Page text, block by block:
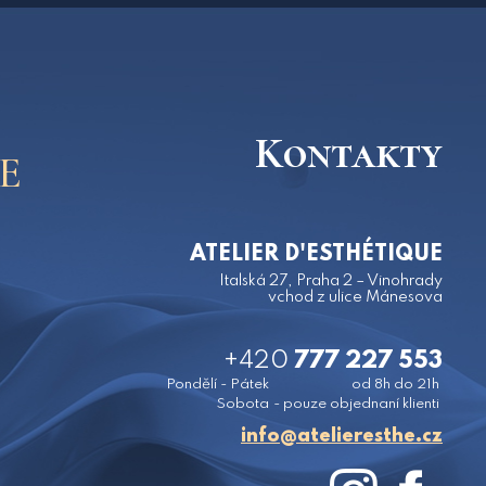
Kontakty
ATELIER D'ESTHÉTIQUE
Italská 27, Praha 2 – Vinohrady
vchod z ulice Mánesova
+420 777 227 553
Pondělí - Pátek
od 8h do 21h
Sobota - pouze objednaní klienti
zc.ehtsereileta@ofni